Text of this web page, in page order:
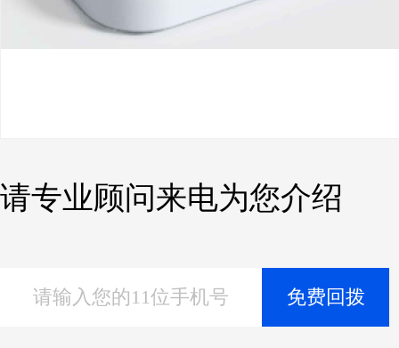
请专业顾问来电为您介绍
请输入您的11位手机号 免费回拨